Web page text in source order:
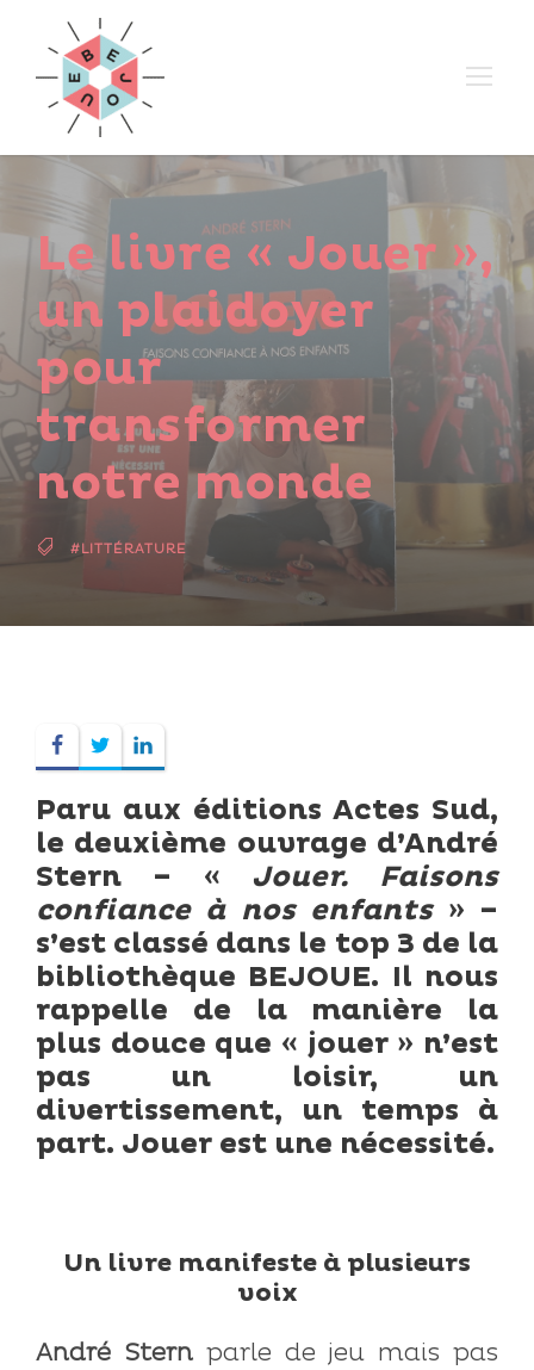
Le livre « Jouer »,
un plaidoyer
pour
transformer
notre monde
#LITTÉRATURE
Paru aux éditions Actes Sud,
le deuxième ouvrage d’André
Stern – « Jouer. Faisons
confiance à nos enfants» –
s’est classé dans le top 3 de la
bibliothèque BEJOUE. Il nous
rappelle de la manière la
plus douce que « jouer » n’est
pas un loisir, un
divertissement, un temps à
part. Jouer est une nécessité.
Un livre manifeste à plusieurs
voix
André Sternparle de jeu mais pas